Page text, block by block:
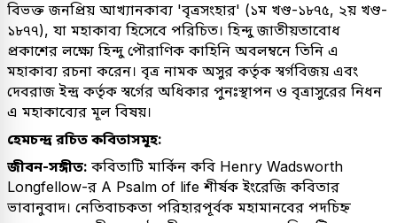
বিভক্ত জনপ্রিয় আখ্যানকাব্য 'বৃত্রসংহার' (১ম খণ্ড-১৮৭৫, ২য় খণ্ড-
১৮৭৭), যা মহাকাব্য হিসেবে পরিচিত। হিন্দু জাতীয়তাবোধ
প্রকাশের লক্ষ্যে হিন্দু পৌরাণিক কাহিনি অবলম্বনে তিনি এ
মহাকাব্য রচনা করেন। বৃত্র নামক অসুর কর্তৃক স্বর্গবিজয় এবং
দেবরাজ ইন্দ্র কর্তৃক স্বর্গের অধিকার পুনঃস্থাপন ও বৃত্রাসুরের নিধন
এ মহাকাব্যের মূল বিষয়।
হেমচন্দ্র রচিত কবিতাসমূহ:
জীবন-সঙ্গীত: কবিতাটি মার্কিন কবি Henry Wadsworth
Longfellow-র A Psalm of life শীর্ষক ইংরেজি কবিতার
ভাবানুবাদ। নেতিবাচকতা পরিহারপূর্বক মহামানবের পদচিহ্ন